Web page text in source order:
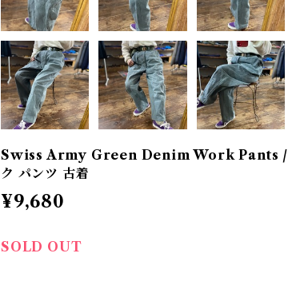
Swiss Army Green Denim Work Pants / ス
ク パンツ 古着
¥9,680
SOLD OUT